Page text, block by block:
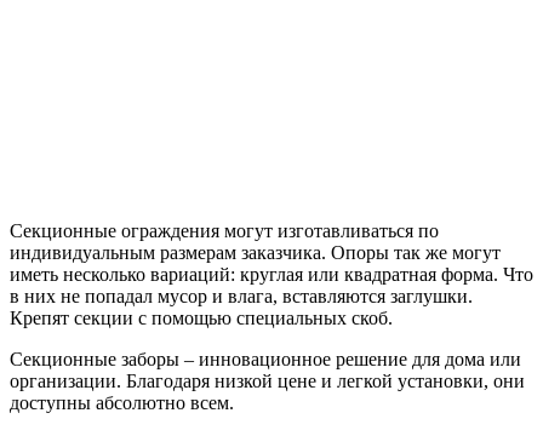
Секционные ограждения могут изготавливаться по
индивидуальным размерам заказчика. Опоры так же могут
иметь несколько вариаций: круглая или квадратная форма. Что
в них не попадал мусор и влага, вставляются заглушки.
Крепят секции с помощью специальных скоб.
Секционные заборы – инновационное решение для дома или
организации. Благодаря низкой цене и легкой установки, они
доступны абсолютно всем.